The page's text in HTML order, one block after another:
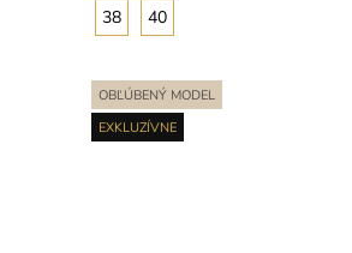
38 40
OBĽÚBENÝ MODEL
EXKLUZÍVNE